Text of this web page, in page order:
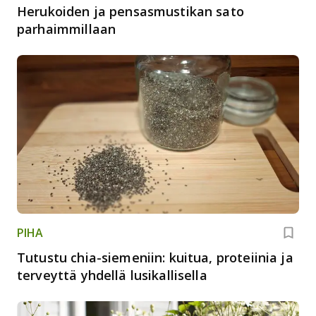
Herukoiden ja pensasmustikan sato
parhaimmillaan
PIHA
Tutustu chia-siemeniin: kuitua, proteiinia ja
terveyttä yhdellä lusikallisella